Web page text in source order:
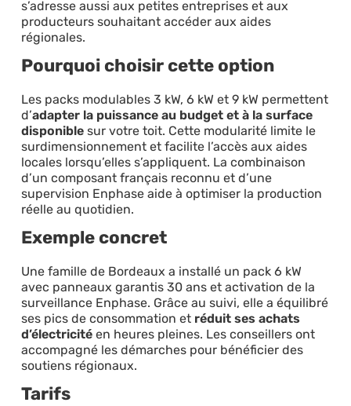
s’adresse aussi aux petites entreprises et aux
producteurs souhaitant accéder aux aides
régionales.
Pourquoi choisir cette option
Les packs modulables 3 kW, 6 kW et 9 kW permettent
d’adapter la puissance au budget et à la surface
disponiblesur votre toit. Cette modularité limite le
surdimensionnement et facilite l’accès aux aides
locales lorsqu’elles s’appliquent. La combinaison
d’un composant français reconnu et d’une
supervision Enphase aide à optimiser la production
réelle au quotidien.
Exemple concret
Une famille de Bordeaux a installé un pack 6 kW
avec panneaux garantis 30 ans et activation de la
surveillance Enphase. Grâce au suivi, elle a équilibré
ses pics de consommation et réduit ses achats
d’électricitéen heures pleines. Les conseillers ont
accompagné les démarches pour bénéficier des
soutiens régionaux.
Tarifs